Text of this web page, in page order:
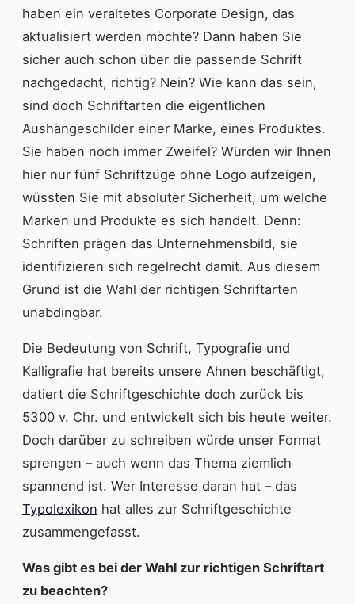
haben ein veraltetes Corporate Design, das
aktualisiert werden möchte? Dann haben Sie
sicher auch schon über die passende Schrift
nachgedacht, richtig? Nein? Wie kann das sein,
sind doch Schriftarten die eigentlichen
Aushängeschilder einer Marke, eines Produktes.
Sie haben noch immer Zweifel? Würden wir Ihnen
hier nur fünf Schriftzüge ohne Logo aufzeigen,
wüssten Sie mit absoluter Sicherheit, um welche
Marken und Produkte es sich handelt. Denn:
Schriften prägen das Unternehmensbild, sie
identifizieren sich regelrecht damit. Aus diesem
Grund ist die Wahl der richtigen Schriftarten
unabdingbar.
Die Bedeutung von Schrift, Typografie und
Kalligrafie hat bereits unsere Ahnen beschäftigt,
datiert die Schriftgeschichte doch zurück bis
5300 v. Chr. und entwickelt sich bis heute weiter.
Doch darüber zu schreiben würde unser Format
sprengen – auch wenn das Thema ziemlich
spannend ist. Wer Interesse daran hat – das
Typolexikon hat alles zur Schriftgeschichte
zusammengefasst.
Was gibt es bei der Wahl zur richtigen Schriftart
zu beachten?